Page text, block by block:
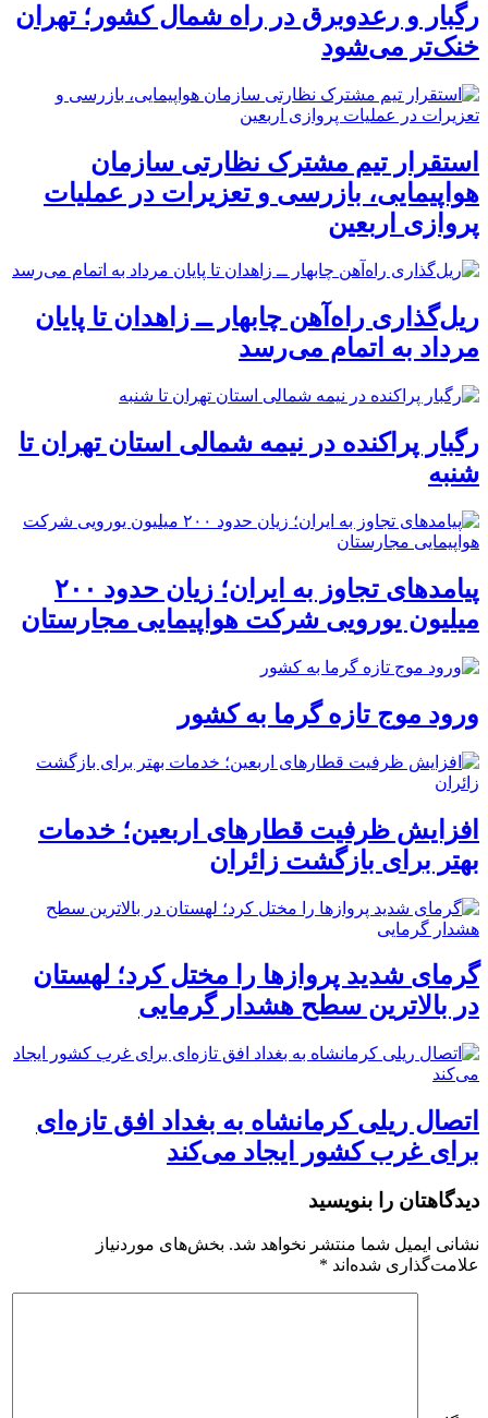
رگبار و رعدوبرق در راه شمال کشور؛ تهران
خنک‌تر می‌شود
استقرار تیم مشترک نظارتی سازمان
هواپیمایی، بازرسی و تعزیرات در عملیات
پروازی اربعین
ریل‌گذاری راه‌آهن چابهار ــ زاهدان تا پایان
مرداد به اتمام می‌رسد
رگبار پراکنده در نیمه شمالی استان تهران تا
شنبه
پیامدهای تجاوز به ایران؛ زیان حدود ۲۰۰
میلیون یورویی شرکت هواپیمایی مجارستان
ورود موج تازه گرما به کشور
افزایش ظرفیت قطارهای اربعین؛ خدمات
بهتر برای بازگشت زائران
گرمای شدید پروازها را مختل کرد؛ لهستان
در بالاترین سطح هشدار گرمایی
اتصال ریلی کرمانشاه به بغداد افق تازه‌ای
برای غرب کشور ایجاد می‌کند
دیدگاهتان را بنویسید
نشانی ایمیل شما منتشر نخواهد شد. بخش‌های موردنیاز
علامت‌گذاری شده‌اند *